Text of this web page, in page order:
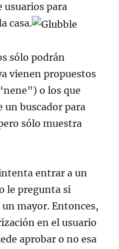
para
casa.
sólo podrán
vienen propuestos
o los que
un buscador para
sólo muestra
entrar a un
le pregunta si
mayor. Entonces,
en el usuario
aprobar o no esa